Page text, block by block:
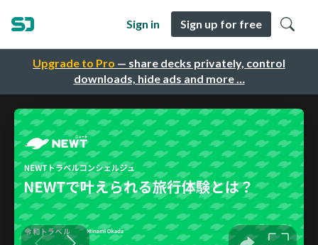
Upgrade to Pro — share decks privately, control
downloads, hide ads and more …
Sign in Sign up for free